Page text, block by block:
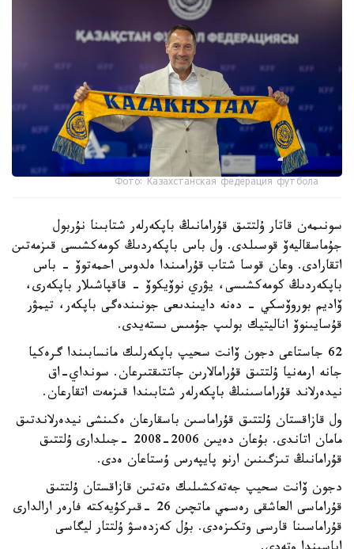
Фото: Казахстанская федерация футбола
سونىمەن قاتار ۇلتتىق قۇرامانىڭ باپكەرلەر شتابىنا نۇربول
جۇماسقاليەۆ قوسىلدى. ول باس باپكەردىڭ كومەكشىسى قىزمەتىن
اتقارادى. وعان قوسا شتاب قۇرامىندا ەلدوس احمەتوۆ - باس
باپكەردىڭ كومەكشىسى، يۋري نوۆيكوۆ - قاقپاشىلار باپكەرى،
ۆاديم بوروۆسكي - دەنە دايىندىعى جونىندەگى باپكەر، تيمۋر
قۇسايىنوۆ اناليتيك بولىپ جۇمىس ىستەيدى.
62 جاستاعى دجون ۆانت سحيپ باپكەرلىك مانسابىندا گرەكيا
جانە ارمەنيا ۇلتتىق قۇرامالارىن جاتتىقتىرعان. سونداي-اق
نيدەرلاند قۇراماسىنىڭ باپكەرلەر شتابىندا قىزمەت اتقارعان.
ول قازاقستان ۇلتتىق قۇراماسىن باسقارعان ەكىنشى نيدەرلاندتىق
مامان اتاندى. بۇعان دەيىن 2006-2008 -جىلدارى ۇلتتىق
قۇرامانىڭ تىزگىنىن ارنو پايپەرس ۇستاعان ەدى.
دجون ۆانت سحيپ جەتەكشىلىك ەتەتىن قازاقستان ۇلتتىق
قۇراماسى العاشقى رەسمي ماتچىن 26 -قىركۇيەكتە فارەر ارالدارى
قۇراماسىنا قارسى وتكىزەدى. بۇل كەزدەسۋ ۇلتتار ليگاسى